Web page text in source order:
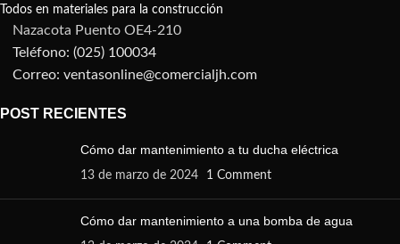
máxima: 23 m.
Todos en materiales para la construcción
Nazacota Puento OE4-210
Teléfono: (025) 100034
Correo: ventasonline@comercialjh.com
POST RECIENTES
Cómo dar mantenimiento a tu ducha eléctrica
13 de marzo de 2024 1 Comment
Cómo dar mantenimiento a una bomba de agua